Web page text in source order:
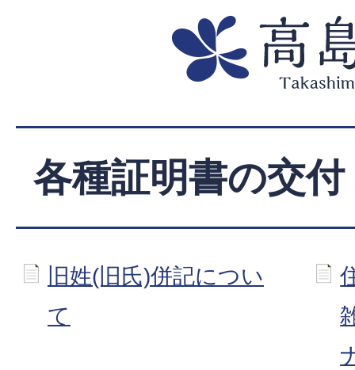
各種証明書の交付
旧姓(旧氏)併記につい
て